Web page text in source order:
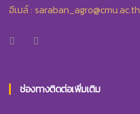
อีเมล์ : saraban_agro@cmu.ac.th
ช่องทางติดต่อเพิ่มเติม